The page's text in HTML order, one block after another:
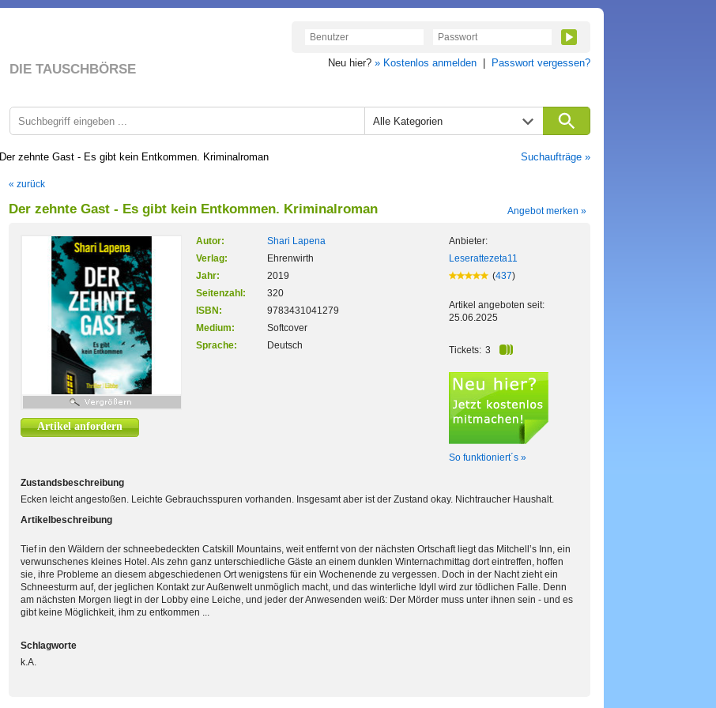
DIE TAUSCHBÖRSE Neu hier? » Kostenlos anmelden Passwort vergessen?
Alle Kategorien
Der zehnte Gast - Es gibt kein Entkommen. Kriminalroman Suchaufträge »
« zurück
Der zehnte Gast - Es gibt kein Entkommen. Kriminalroman Angebot merken »
Artikel anfordern
Autor:
Shari Lapena
Verlag:
Ehrenwirth
Jahr:
2019
Seitenzahl:
320
ISBN:
9783431041279
Medium:
Softcover
Sprache:
Deutsch
Anbieter:
Leserattezeta11
(437)
Artikel angeboten seit:
25.06.2025
Tickets: 3
So funktioniert´s »
Zustandsbeschreibung
Ecken leicht angestoßen. Leichte Gebrauchsspuren vorhanden. Insgesamt aber ist der Zustand okay. Nichtraucher Haushalt.
Artikelbeschreibung
Tief in den Wäldern der schneebedeckten Catskill Mountains, weit entfernt von der nächsten Ortschaft liegt das Mitchell’s Inn, ein
verwunschenes kleines Hotel. Als zehn ganz unterschiedliche Gäste an einem dunklen Winternachmittag dort eintreffen, hoffen
sie, ihre Probleme an diesem abgeschiedenen Ort wenigstens für ein Wochenende zu vergessen. Doch in der Nacht zieht ein
Schneesturm auf, der jeglichen Kontakt zur Außenwelt unmöglich macht, und das winterliche Idyll wird zur tödlichen Falle. Denn
am nächsten Morgen liegt in der Lobby eine Leiche, und jeder der Anwesenden weiß: Der Mörder muss unter ihnen sein - und es
gibt keine Möglichkeit, ihm zu entkommen ...
Schlagworte
k.A.